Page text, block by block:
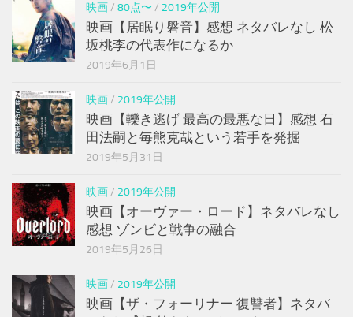
映画/ 80点〜 / 2019年公開
映画【居眠り磐音】感想 ネタバレなし 松
坂桃李の代表作になるか
2019年6月1日
映画/ 2019年公開
映画【轢き逃げ 最高の最悪な日】感想 石
田法嗣と毎熊克哉という若手を発掘
2019年5月31日
映画/ 2019年公開
映画【オーヴァー・ロード】ネタバレなし
感想 ゾンビと戦争の融合
2019年5月26日
映画/ 2019年公開
映画【ザ・フォーリナー 復讐者】ネタバ